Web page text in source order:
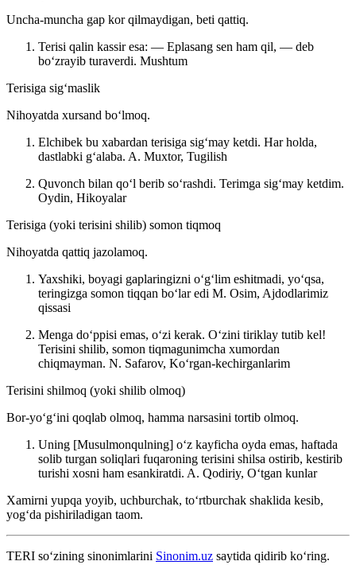
Uncha-muncha gap kor qilmaydigan, beti qattiq.
Terisi qalin kassir esa: — Eplasang sen ham qil, — deb
boʻzrayib turaverdi. Mushtum
Terisiga sigʻmaslik
Nihoyatda xursand boʻlmoq.
Elchibek bu xabardan terisiga sigʻmay ketdi. Har holda,
dastlabki gʻalaba. A. Muxtor, Tugilish
Quvonch bilan qoʻl berib soʻrashdi. Terimga sigʻmay ketdim.
Oydin, Hikoyalar
Terisiga (yoki terisini shilib) somon tiqmoq
Nihoyatda qattiq jazolamoq.
Yaxshiki, boyagi gaplaringizni oʻgʻlim eshitmadi, yoʻqsa,
teringizga somon tiqqan boʻlar edi M. Osim, Ajdodlarimiz
qissasi
Menga doʻppisi emas, oʻzi kerak. Oʻzini tiriklay tutib kel!
Terisini shilib, somon tiqmagunimcha xumordan
chiqmayman. N. Safarov, Koʻrgan-kechirganlarim
Terisini shilmoq (yoki shilib olmoq)
Bor-yoʻgʻini qoqlab olmoq, hamma narsasini tortib olmoq.
Uning [Musulmonqulning] oʻz kayficha oyda emas, haftada
solib turgan soliqlari fuqaroning terisini shilsa ostirib, kestirib
turishi xosni ham esankiratdi. A. Qodiriy, Oʻtgan kunlar
Xamirni yupqa yoyib, uchburchak, toʻrtburchak shaklida kesib,
yogʻda pishiriladigan taom.
TERI so‘zining sinonimlarini Sinonim.uz saytida qidirib ko‘ring.